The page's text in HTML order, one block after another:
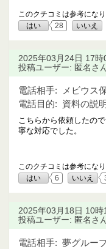
このクチコミは参考にな
はい
28 いいえ
2025年03月24日 17時
投稿ユーザー: 匿名さ
電話相手:
メビウス
電話目的: 資料の説明
こちらから依頼したの
寧な対応でした。
このクチコミは参考にな
はい
6 いいえ
2025年03月18日 10時
投稿ユーザー: 匿名さ
電話相手: 夢グルー